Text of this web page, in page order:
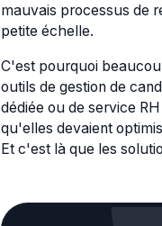
mauvais processus de
petite échelle.
C'est pourquoi
outils de gestion de
dédiée ou de service
qu'elles devaient
Et c'est là que les